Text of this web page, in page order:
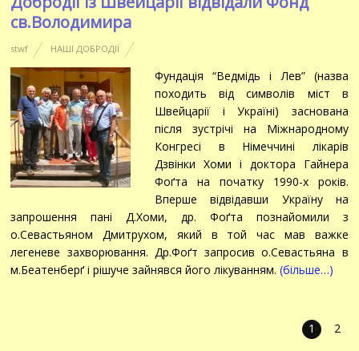
св.Володимира
stwf НАШІ ДОБРОДІЇ
Фундація “Ведмідь і Лев” (назва
походить від символів міст в
Швейцарії і Україні) заснована
після зустрічі на Міжнародному
Конгресі в Німеччині лікарів
Дзвінки Хоми і доктора Гайнера
Фоґта на початку 1990-х років.
Вперше відвідавши Україну на
запрошення пані Д.Хоми, др. Фоґта познайомили з
о.Севастьяном Дмитрухом, який в той час мав важке
легеневе захворювання. Др.Фоґт запросив о.Севастьяна в
м.Беатенберґ і рішуче зайнявся його лікуванням.(більше…)
1 2